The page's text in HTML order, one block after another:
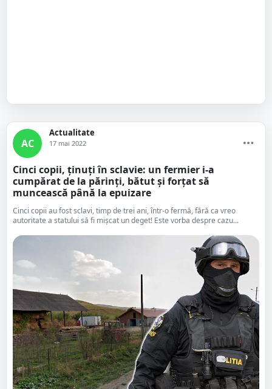
AC
Actualitate
17 mai 2022
Cinci copii, ținuți în sclavie: un fermier i-a
cumpărat de la părinți, bătut și forțat să
muncească până la epuizare
Cinci copii au fost sclavi, timp de trei ani, într-o fermă, fără ca vreo
autoritate a statului să fi mişcat un deget! Este vorba despre cazu...